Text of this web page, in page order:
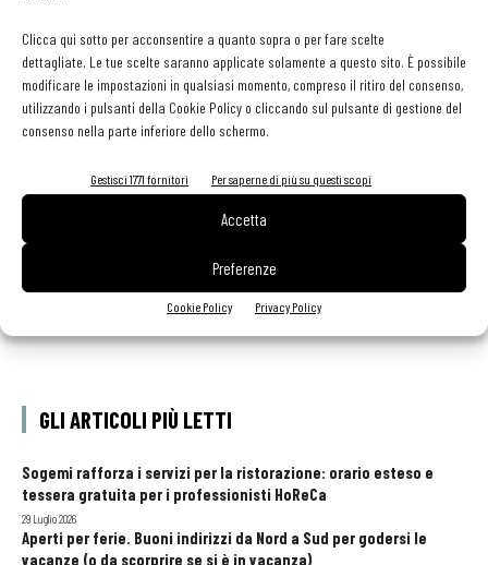
Clicca qui sotto per acconsentire a quanto sopra o per fare scelte
dettagliate. Le tue scelte saranno applicate solamente a questo sito. È possibile
modificare le impostazioni in qualsiasi momento, compreso il ritiro del consenso,
utilizzando i pulsanti della Cookie Policy o cliccando sul pulsante di gestione del
consenso nella parte inferiore dello schermo.
Gestisci 1771 fornitori Per saperne di più su questi scopi
Accetta
Preferenze
Cookie Policy Privacy Policy
Deloitte: la cucina italiana leader nel mondo. A livello
globale vale 253 miliardi di euro
inaugura il progetto con Norbert Niederkofler
GLI ARTICOLI PIÙ LETTI
Sogemi rafforza i servizi per la ristorazione: orario esteso e
tessera gratuita per i professionisti HoReCa
29 Luglio 2026
Aperti per ferie. Buoni indirizzi da Nord a Sud per godersi le
vacanze (o da scorprire se si è in vacanza)